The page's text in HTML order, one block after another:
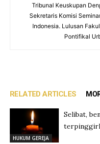
Tribunal Keuskupan
Sekretaris Komisi
Indonesia. Lulusan
Pontifikal
RELATED ARTICLES
HUKUM GEREJA
Selibat,